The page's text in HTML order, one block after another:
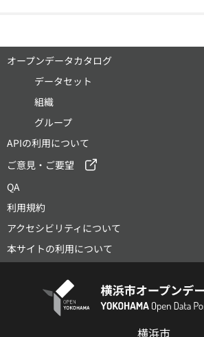
オープンデータカタログ
データセット
組織
グループ
APIの利用について
ご意見・ご要望
QA
利用規約
アクセシビリティについて
本サイトの利用について
横浜市